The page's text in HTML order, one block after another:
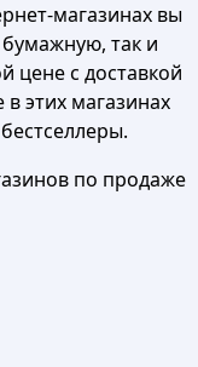
магазинах вы
так и
цене с доставкой
этих магазинах
по продаже